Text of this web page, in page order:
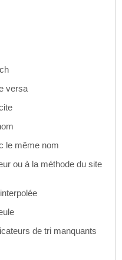
versa
le même nom
ou à la méthode du site
de tri manquants